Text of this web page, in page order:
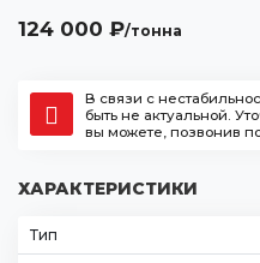
Владивосток
ул. Посадская, 20
agatstal@mail.ru
124 000 ₽/тонна
В связи с
быть не актуальной.
вы можете, позвонив
ХАРАКТЕРИСТИКИ
Тип